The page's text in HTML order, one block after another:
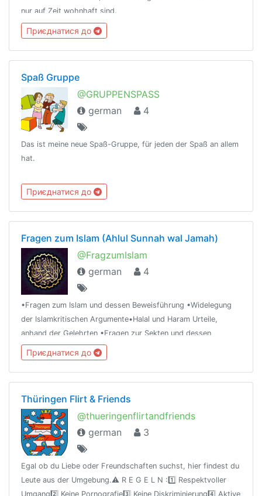
nur auf Zeit wohnhaft sind.
Приєднатися до
Spaß Gruppe
@GRUPPENSPASS
german
4
Das ist meine neue Spaß-Gruppe, für jeden der Spaß an allem
hat.
Приєднатися до
Fragen zum Islam (Ahlul Sunnah wal Jamah)
@FragzumIslam
german
4
•Fragen zum Islam und dessen Beweisführung •Widelegung
der Islamkritischen Argumente•Halal und Haram Urteile,
anhand der Gelehrten •Fragen zur Sekten und dessen
Widerlegung •Fragen zum Christentum und dessen
Widerlegung •Atheismus Widerlegung
Приєднатися до
Thüringen Flirt & Friends
@thueringenflirtandfriends
german
3
Egal ob du Liebe oder Freundschaften suchst, hier findest du
Leute aus der Umgebung.⚠️ R E G E L N :1️⃣ Respektvoller
Umgang2️⃣ Keine Pornografie3️⃣ Keine Diskriminierung4️⃣ Aktive